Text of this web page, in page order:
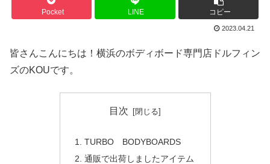
Pocket LINE コピー
2023.04.21
皆さんこんにちは！横浜のボディボード専門店ドルフィン
ズのKOUです。
目次
TURBO BODYBOARDS
通販で出荷しましたアイテム